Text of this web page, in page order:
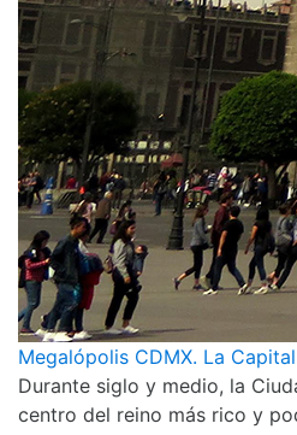
Megalópolis CDMX. La
Durante siglo y medio, la
centro del reino más rico y